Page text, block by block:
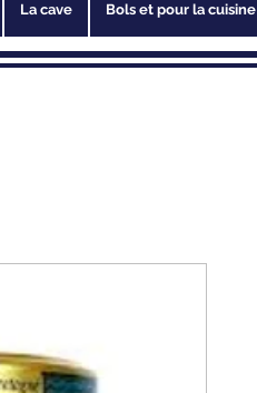
La cave Bols et pour la cuisine